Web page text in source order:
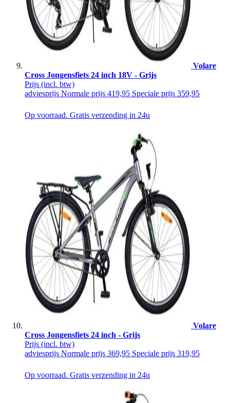
Volare
Cross Jongensfiets 24 inch 18V - Grijs
Prijs (incl. btw)
adviesprijs Normale prijs 419,95 Speciale prijs 359,95
Op voorraad. Gratis verzending in 24u
Volare
Cross Jongensfiets 24 inch - Grijs
Prijs (incl. btw)
adviesprijs Normale prijs 369,95 Speciale prijs 319,95
Op voorraad. Gratis verzending in 24u